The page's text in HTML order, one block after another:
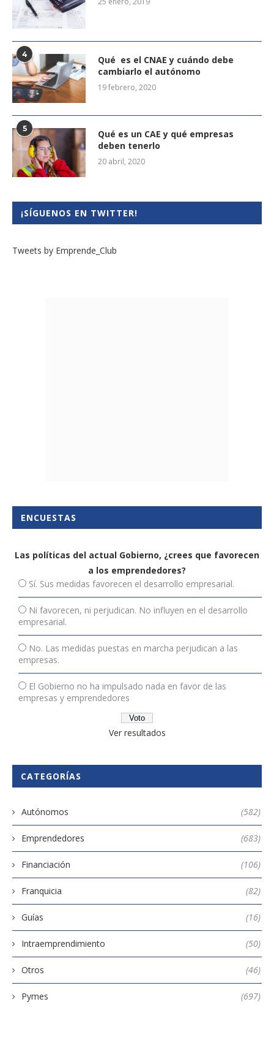
4
Qué es el CNAE y cuándo debe
cambiarlo el autónomo
19 febrero, 2020
5
Qué es un CAE y qué empresas
deben tenerlo
20 abril, 2020
¡SÍGUENOS EN TWITTER!
Tweets by Emprende_Club
ENCUESTAS
Las políticas del actual Gobierno, ¿crees que favorecen
a los emprendedores?
Sí. Sus medidas favorecen el desarrollo empresarial.
Ni favorecen, ni perjudican. No influyen en el desarrollo
empresarial.
No. Las medidas puestas en marcha perjudican a las
empresas.
El Gobierno no ha impulsado nada en favor de las
empresas y emprendedores
Ver resultados
CATEGORÍAS
Autónomos (582)
Emprendedores (683)
Financiación (106)
Franquicia (82)
Guías (16)
Intraemprendimiento (50)
Otros (46)
Pymes (697)